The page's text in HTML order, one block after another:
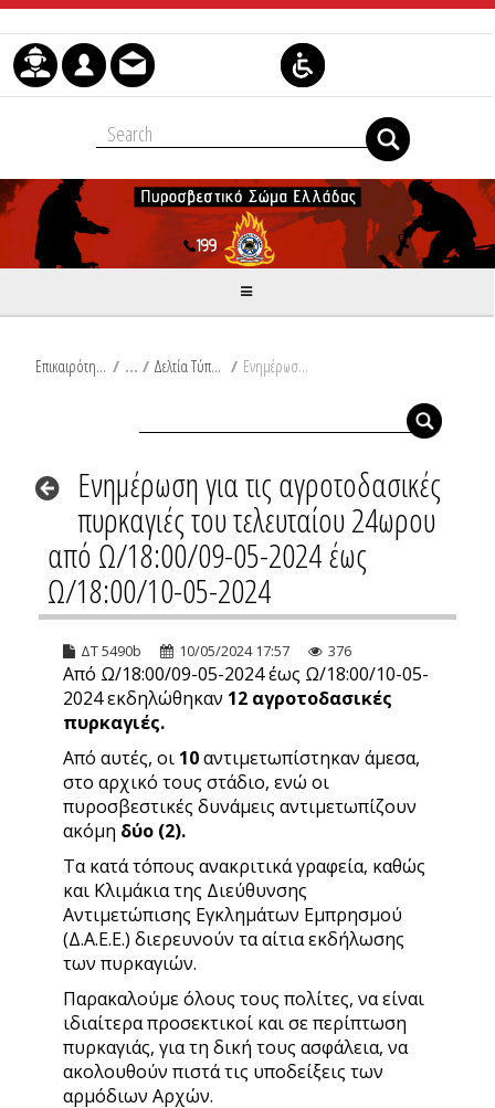
Skip to Content
Επικαιρότητα / Δελτία Τύπου / Ενημέρωση για τις αγροτοδασικές πυρκαγιές του τελευταίου 24ωρου από Ω/18:00/09-05-2024 έως Ω/18:00/10-05-2024
Ενημέρωση για τις αγροτοδασικές
πυρκαγιές του τελευταίου 24ωρου
από Ω/18:00/09-05-2024 έως
Ω/18:00/10-05-2024
ΔΤ 5490b 10/05/2024 17:57 376
Από Ω/18:00/09-05-2024 έως Ω/18:00/10-05-
2024 εκδηλώθηκαν 12 αγροτοδασικές
πυρκαγιές.
Από αυτές, οι 10αντιμετωπίστηκαν άμεσα,
στο αρχικό τους στάδιο, ενώ οι
πυροσβεστικές δυνάμεις αντιμετωπίζουν
ακόμη δύο (2).
Τα κατά τόπους ανακριτικά γραφεία, καθώς
και Κλιμάκια της Διεύθυνσης
Αντιμετώπισης Εγκλημάτων Εμπρησμού
(Δ.Α.Ε.Ε.) διερευνούν τα αίτια εκδήλωσης
των πυρκαγιών.
Παρακαλούμε όλους τους πολίτες, να είναι
ιδιαίτερα προσεκτικοί και σε περίπτωση
πυρκαγιάς, για τη δική τους ασφάλεια, να
ακολουθούν πιστά τις υποδείξεις των
αρμόδιων Αρχών.